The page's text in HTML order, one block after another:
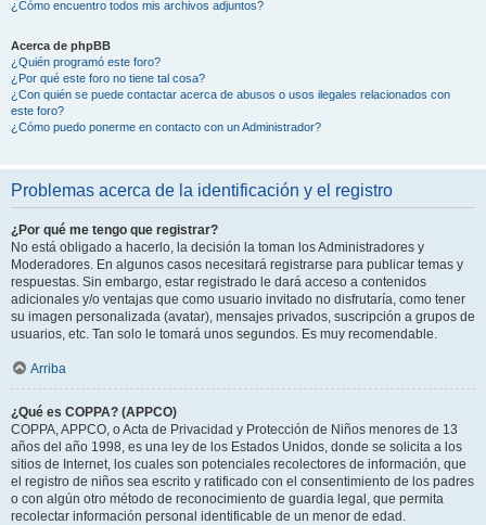
¿Cómo encuentro todos mis archivos adjuntos?
Acerca de phpBB
¿Quién programó este foro?
¿Por qué este foro no tiene tal cosa?
¿Con quién se puede contactar acerca de abusos o usos ilegales relacionados con
este foro?
¿Cómo puedo ponerme en contacto con un Administrador?
Problemas acerca de la identificación y el registro
¿Por qué me tengo que registrar?
No está obligado a hacerlo, la decisión la toman los Administradores y
Moderadores. En algunos casos necesitará registrarse para publicar temas y
respuestas. Sin embargo, estar registrado le dará acceso a contenidos
adicionales y/o ventajas que como usuario invitado no disfrutaría, como tener
su imagen personalizada (avatar), mensajes privados, suscripción a grupos de
usuarios, etc. Tan solo le tomará unos segundos. Es muy recomendable.
Arriba
¿Qué es COPPA? (APPCO)
COPPA, APPCO, o Acta de Privacidad y Protección de Niños menores de 13
años del año 1998, es una ley de los Estados Unidos, donde se solicita a los
sitios de Internet, los cuales son potenciales recolectores de información, que
el registro de niños sea escrito y ratificado con el consentimiento de los padres
o con algún otro método de reconocimiento de guardia legal, que permita
recolectar información personal identificable de un menor de edad.